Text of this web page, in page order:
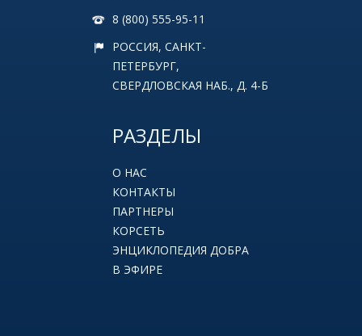
8 (800) 555-95-11
РОССИЯ, САНКТ-
ПЕТЕРБУРГ,
СВЕРДЛОВСКАЯ НАБ., Д. 4-Б
РАЗДЕЛЫ
О НАС
КОНТАКТЫ
ПАРТНЕРЫ
КОРСЕТЬ
ЭНЦИКЛОПЕДИЯ ДОБРА
В ЭФИРЕ